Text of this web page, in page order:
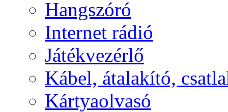
Hangszóró
Internet rádió
Játékvezérlő
Kábel, átalakító,
Kártyaolvasó